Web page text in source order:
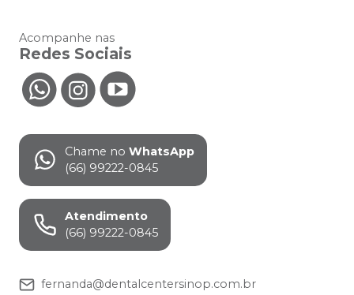
Acompanhe nas
Redes Sociais
Chame no WhatsApp
(66) 99222-0845
Atendimento
(66) 99222-0845
fernanda@dentalcentersinop.com.br